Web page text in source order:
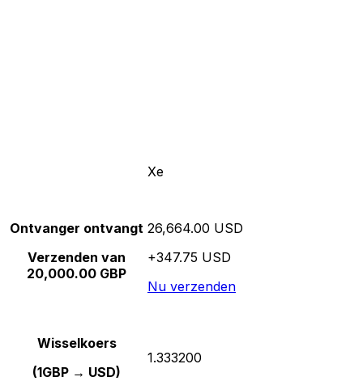
Xe
Ontvanger ontvangt
Verzenden van
20,000.00 GBP
26,664.00 USD
+347.75 USD
Nu verzenden
Wisselkoers
(1GBP → USD)
1.333200